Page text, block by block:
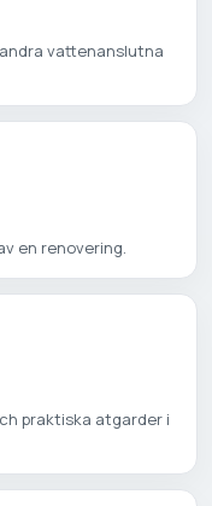
vattenanslutna
en renovering.
praktiska atgarder i